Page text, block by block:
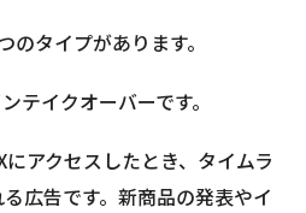
タイプがあります。
テイクオーバーです。
アクセスしたとき、タイムラ
広告です。新商品の発表やイ